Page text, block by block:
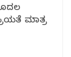
ಮಾತ್ರ